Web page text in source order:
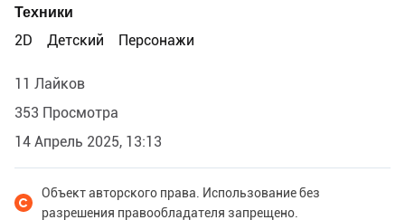
Техники
2D
Детский Персонажи
11 Лайков
353 Просмотра
14 Апрель 2025, 13:13
Объект авторского права. Использование без
разрешения правообладателя запрещено.